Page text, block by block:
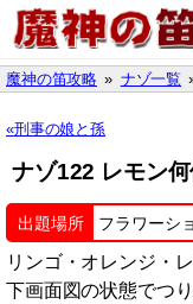
魔神の笛攻略 ナゾ一覧
刑事の娘と孫
ナゾ122 レモン何
出題場所 フラワーシ
リンゴ・オレンジ・
下画面図の状態でつり